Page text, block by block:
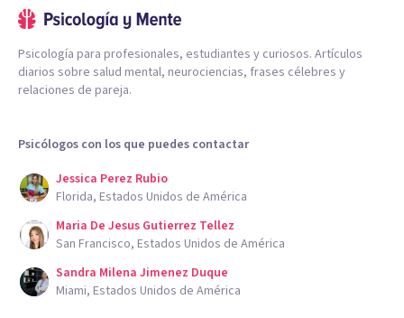
Psicología para profesionales, estudiantes y curiosos. Artículos
diarios sobre salud mental, neurociencias, frases célebres y
relaciones de pareja.
Psicólogos con los que puedes contactar
Jessica Perez Rubio
Florida, Estados Unidos de América
Maria De Jesus Gutierrez Tellez
San Francisco, Estados Unidos de América
Sandra Milena Jimenez Duque
Miami, Estados Unidos de América